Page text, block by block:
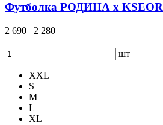
Футболка РОДИНА x
2 690 2 280
шт
XXL
S
M
L
XL